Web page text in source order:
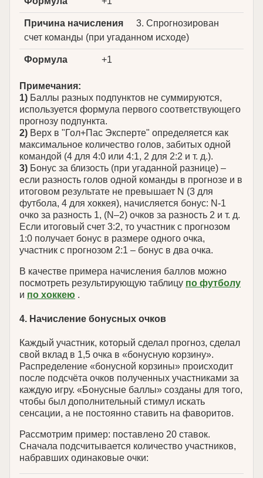
Причина начисления
3. Спрогнозирован
счет команды (при угаданном исходе)
Формула +1
Примечания:
1) Баллы разных подпунктов не суммируются,
используется формула первого соответствующего
прогнозу подпункта.
2) Верх в "Гол+Пас Эксперте" определяется как
максимальное количество голов, забитых одной
командой (4 для 4:0 или 4:1, 2 для 2:2 и т. д.).
3) Бонус за близость (при угаданной разнице) –
если разность голов одной команды в прогнозе и в
итоговом результате не превышает N (3 для
футбола, 4 для хоккея), начисляется бонус: N-1
очко за разность 1, (N–2) очков за разность 2 и т. д.
Если итоговый счет 3:2, то участник с прогнозом
1:0 получает бонус в размере одного очка,
участник с прогнозом 2:1 – бонус в два очка.
В качестве примера начисления баллов можно
посмотреть результирующую таблицу по футболу
и по хоккею .
4. Начисление бонусных очков
Каждый участник, который сделал прогноз, сделал
свой вклад в 1,5 очка в «бонусную корзину».
Распределение «бонусной корзины» происходит
после подсчёта очков полученных участниками за
каждую игру. «Бонусные баллы» созданы для того,
чтобы был дополнительный стимул искать
сенсации, а не постоянно ставить на фаворитов.
Рассмотрим пример: поставлено 20 ставок.
Сначала подсчитывается количество участников,
набравших одинаковые очки: